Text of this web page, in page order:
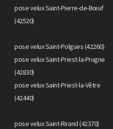
pose velux Saint-Pierre-de-Bœuf
(42520)
pose velux Saint-Polgues (42260)
pose velux Saint-Priest-la-Prugne
(42830)
pose velux Saint-Priest-la-Vêtre
(42440)
pose velux Saint-Rirand (42370)